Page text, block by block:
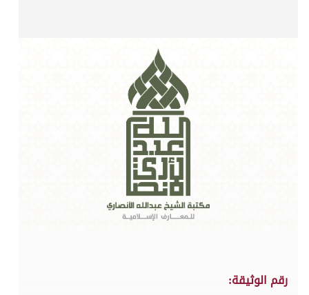
رقم الوثيقة: